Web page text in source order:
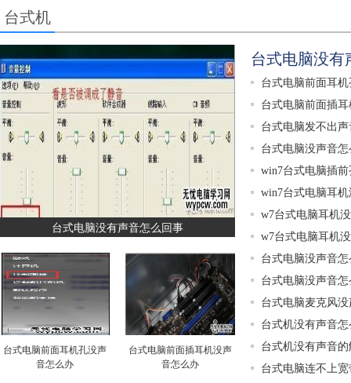
台式机
台式电脑没有声音怎么回事
台式电脑前面耳机孔没声
音怎么办
台式电脑前面插耳机没声
音怎么办
台式电脑没有
台式电脑前面耳
台式电脑前面插
台式电脑发不出
台式电脑没声音怎
win7台式电脑插
win7台式电脑耳
w7台式电脑耳机
w7台式电脑耳机
台式电脑没声音
台式电脑没声音
台式电脑麦克风
台式机没有声音怎
台式机没有声音
台式电脑连不上